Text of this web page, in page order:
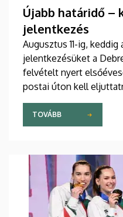
Újabb határidő –
jelentkezés
Augusztus 11-ig,
jelentkezésüket a
felvételt nyert
postai úton kell
Felvételi és Szociális
férőhelyekről a gólyák
Szociális Bizottság
TOVÁBB